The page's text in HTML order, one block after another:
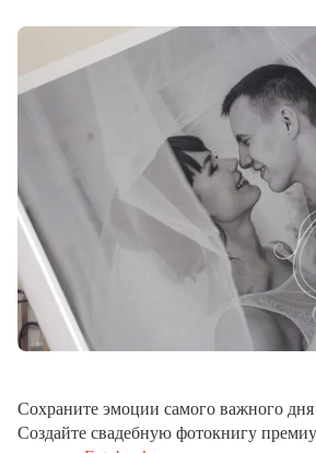
Сохраните эмоции самого важного
Создайте свадебную фотокнигу